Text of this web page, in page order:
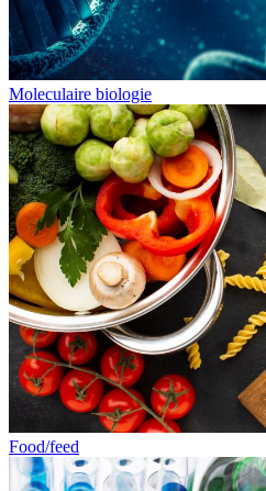
Moleculaire biologie
Food/feed